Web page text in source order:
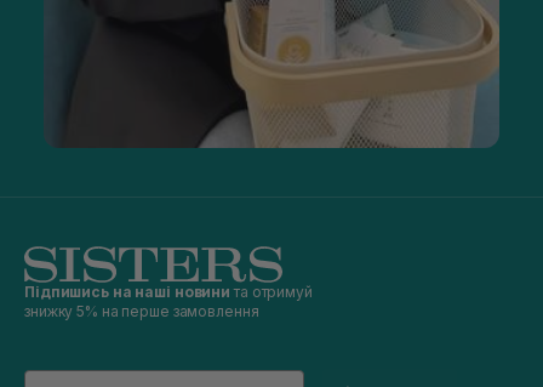
Підпишись на наші новини та отримуй
знижку 5% на перше замовлення
Email